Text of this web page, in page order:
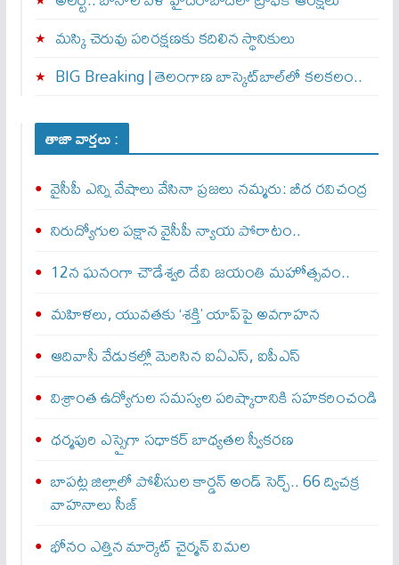
మస్కి చెరువు పరిరక్షణకు కదిలిన స్థానికులు
BIG Breaking | తెలంగాణ బాస్కెట్‌బాల్‌లో కలకలం..
తాజా వార్తలు :
వైసీపీ ఎన్ని వేషాలు వేసినా ప్రజలు నమ్మరు: బీద రవిచంద్ర
నిరుద్యోగుల పక్షాన వైసీపీ న్యాయ పోరాటం..
12న ఘనంగా చౌడేశ్వరి దేవి జయంతి మహోత్సవం..
మహిళలు, యువతకు ‘శక్తి’ యాప్‌పై అవగాహన
ఆదివాసీ వేడుకల్లో మెరిసిన ఐఏఎస్, ఐపీఎస్
విశ్రాంత ఉద్యోగుల సమస్యల పరిష్కారానికి సహకరించండి
ధర్మపురి ఎస్సైగా సధాకర్ బాధ్యతల స్వీకరణ
బాపట్ల జిల్లాలో పోలీసుల కార్డన్‌ అండ్‌ సెర్చ్‌.. 66 ద్విచక్ర
వాహనాలు సీజ్‌
భోనం ఎత్తిన మార్కెట్ చైర్మన్ విమల